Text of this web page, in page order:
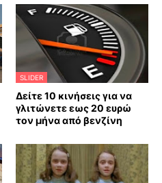
SLIDER
Δείτε 10 κινήσεις για να
γλιτώνετε εως 20 ευρώ
τον μήνα από βενζίνη